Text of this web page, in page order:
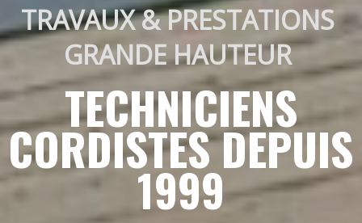
TRAVAUX & PRESTATIONS
GRANDE HAUTEUR
TECHNICIENS
CORDISTES DEPUIS
1999